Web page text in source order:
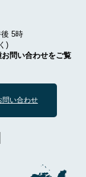
5時
)
問い合わせをご覧
問い合わせ